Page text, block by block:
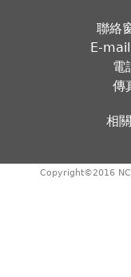
聯絡
E-
電
傳
相
Copyright©2016